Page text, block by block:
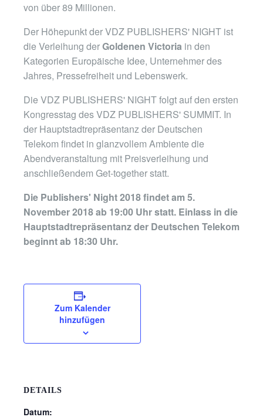
von über 89 Millionen.
Der Höhepunkt der VDZ PUBLISHERS' NIGHT ist
die Verleihung derGoldenen Victoria in den
Kategorien Europäische Idee, Unternehmer des
Jahres, Pressefreiheit und Lebenswerk.
Die VDZ PUBLISHERS' NIGHT folgt auf den ersten
Kongresstag des VDZ PUBLISHERS' SUMMIT. In
der Hauptstadtrepräsentanz der Deutschen
Telekom findet in glanzvollem Ambiente die
Abendveranstaltung mit Preisverleihung und
anschließendem Get-together statt.
Die Publishers' Night 2018 findet am 5.
November 2018 ab 19:00 Uhr statt. Einlass in die
Hauptstadtrepräsentanz der Deutschen Telekom
beginnt ab 18:30 Uhr.
Zum Kalender
hinzufügen
DETAILS
Datum: